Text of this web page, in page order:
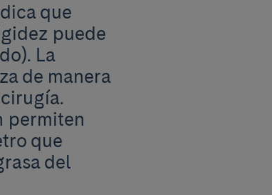
que
puede
La
de manera
permiten
que
del